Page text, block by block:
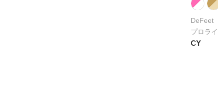
DeFeet
プロラ
CY